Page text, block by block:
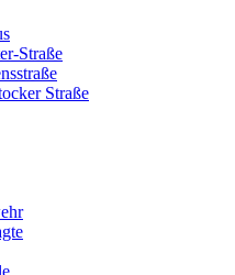
Straße
Straße